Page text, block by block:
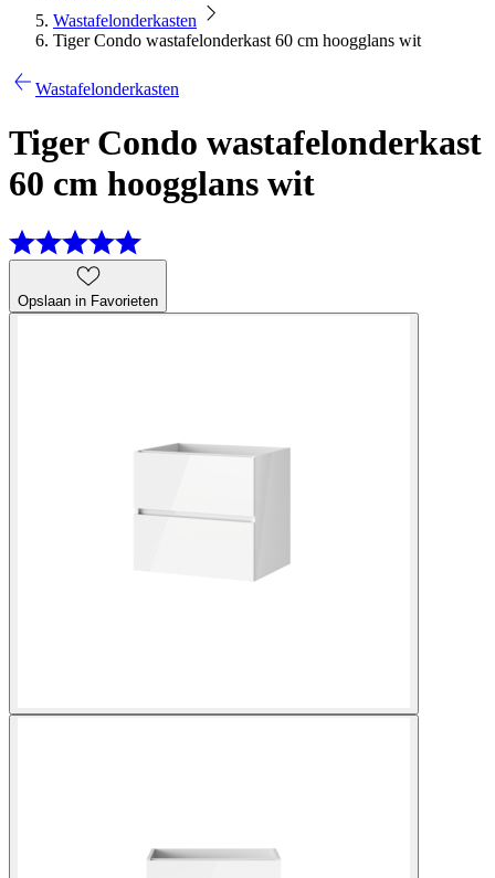
Wastafelonderkasten
Tiger Condo wastafelonderkast 60 cm hoogglans wit
Wastafelonderkasten
Tiger Condo wastafelonderkast
60 cm hoogglans wit
Opslaan in Favorieten